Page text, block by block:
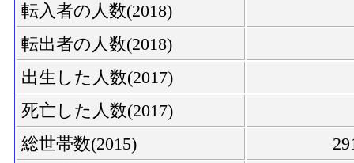
転入者の人数(2018)
転出者の人数(2018)
出生した人数(2017)
死亡した人数(2017)
総世帯数(2015)